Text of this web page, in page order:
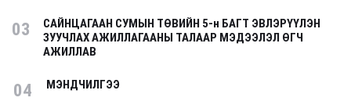
03
САЙНЦАГААН СУМЫН ТӨВИЙН 5-н БАГТ ЭВЛЭРҮҮЛЭН
ЗУУЧЛАХ АЖИЛЛАГААНЫ ТАЛААР МЭДЭЭЛЭЛ ӨГЧ
АЖИЛЛАВ
04 МЭНДЧИЛГЭЭ